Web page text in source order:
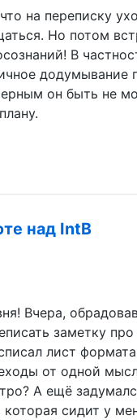
на переписку
Но потом
В
додумывание
он быть не
над IntB
Вчера,
заметку
лист
от одной
А ещё
сидит у